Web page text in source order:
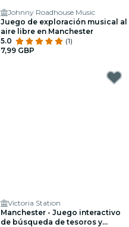
Johnny Roadhouse Music
Juego de exploración musical al
aire libre en Manchester
5.0
(1)
7,99 GBP
Victoria Station
Manchester - Juego interactivo
de búsqueda de tesoros y